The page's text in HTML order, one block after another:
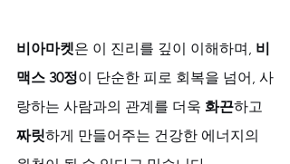
비아마켓은 이 진리를 깊이 이해하며, 비
맥스 30정이 단순한 피로 회복을 넘어, 사
랑하는 사람과의 관계를 더욱 화끈하고
짜릿하게 만들어주는 건강한 에너지의